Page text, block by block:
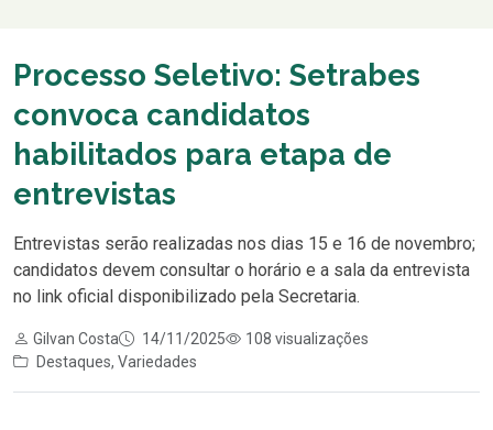
Processo Seletivo: Setrabes
convoca candidatos
habilitados para etapa de
entrevistas
Entrevistas serão realizadas nos dias 15 e 16 de novembro;
candidatos devem consultar o horário e a sala da entrevista
no link oficial disponibilizado pela Secretaria.
Gilvan Costa 14/11/2025
108 visualizações
Destaques, Variedades